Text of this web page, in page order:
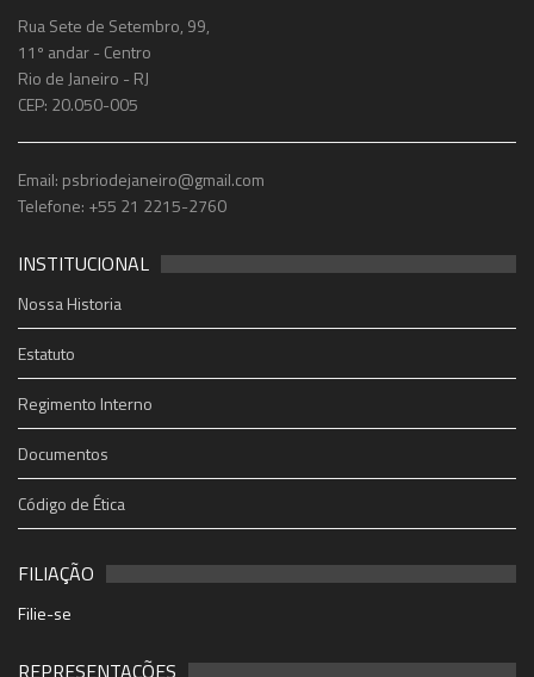
Rua Sete de Setembro, 99,
11º andar - Centro
Rio de Janeiro - RJ
CEP: 20.050-005
Email: psbriodejaneiro@gmail.com
Telefone: +55 21 2215-2760
INSTITUCIONAL
Nossa Historia
Estatuto
Regimento Interno
Documentos
Código de Ética
FILIAÇÃO
Filie-se
REPRESENTAÇÕES